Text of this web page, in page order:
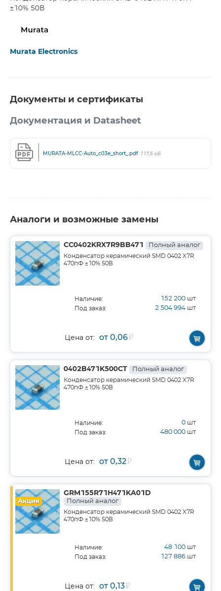
±10% 50В
Murata Electronics
Документы и сертификаты
Документация и Datasheet
MURATA-MLCC-Auto_c03e_short_.pdf 117,5 кБ
Аналоги и возможные замены
CC0402KRX7R9BB471 Полный аналог
Конденсатор керамический SMD 0402 X7R
470пФ ±10% 50В
Наличие: 152 200 шт
Под заказ: 2 504 994 шт
Цена от: от 0,06₽
0402B471K500CT Полный аналог
Конденсатор керамический SMD 0402 X7R
470пФ ±10% 50В
Наличие: 0 шт
Под заказ: 480 000 шт
Цена от: от 0,32₽
Акция
GRM155R71H471KA01D
Полный аналог
Конденсатор керамический SMD 0402 X7R
470пФ ±10% 50В
Наличие: 48 100 шт
Под заказ: 127 886 шт
Цена от: от 0,13₽